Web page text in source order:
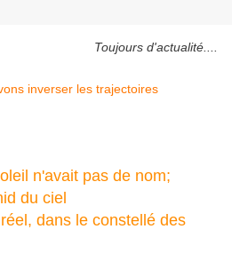
Toujours d'actualité....
n'avait pas de nom;
du ciel
dans le constellé des